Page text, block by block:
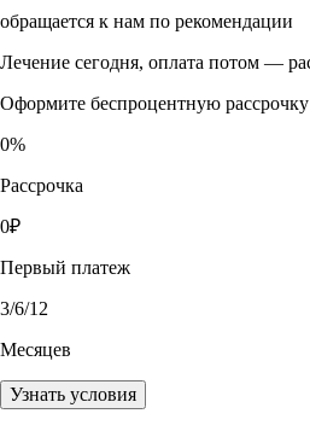
обращается к нам по рекомендации
Лечение сегодня, оплата потом —
Оформите беспроцентную
0%
Рассрочка
0₽
Первый платеж
3/6/12
Месяцев
Узнать условия